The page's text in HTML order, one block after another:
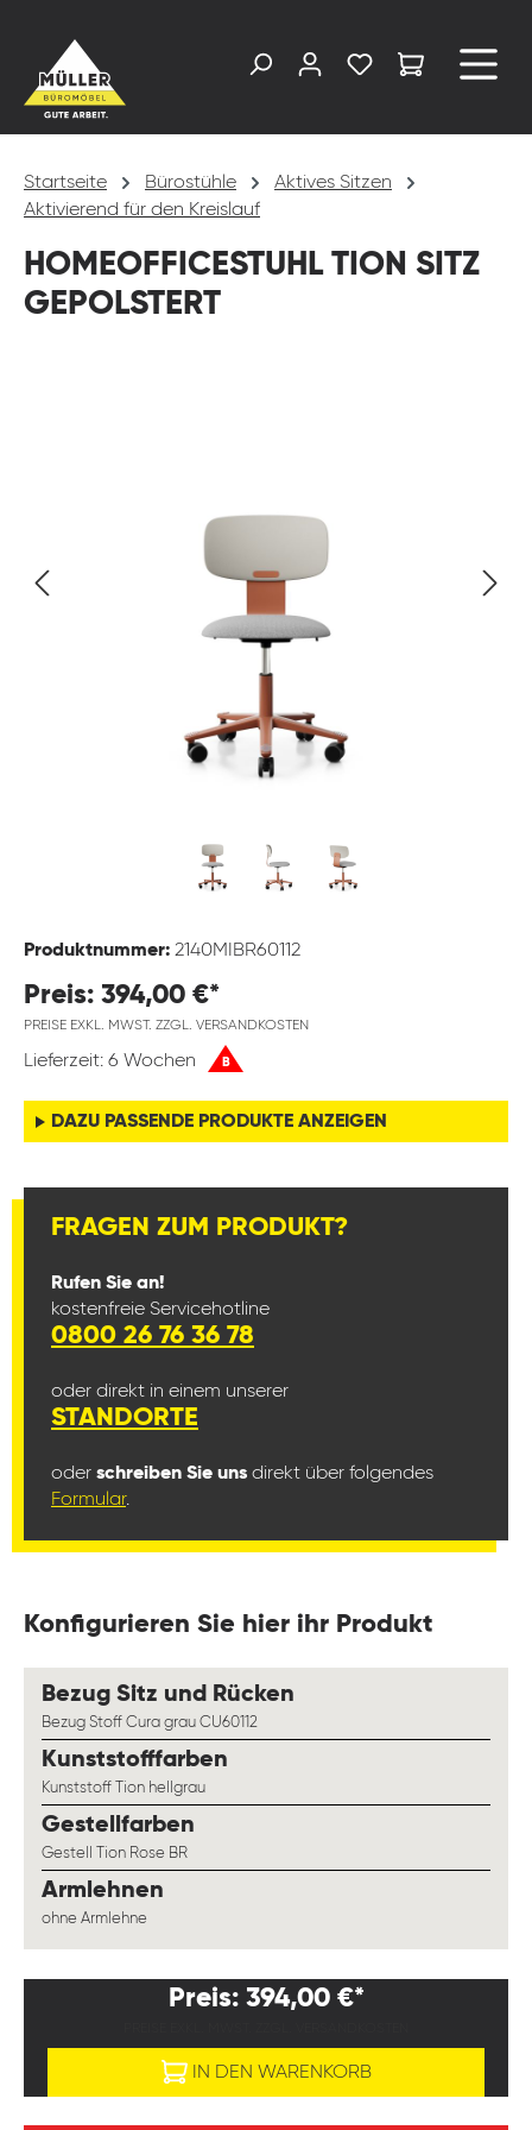
Startseite Bürostühle
Aktives Sitzen
Aktivierend für den Kreislauf
HOMEOFFICESTUHL TION SITZ
GEPOLSTERT
Produktnummer: 2140MIBR60112
Preis: 394,00 €*
PREISE EXKL. MWST. ZZGL. VERSANDKOSTEN
Lieferzeit: 6 Wochen B
DAZU PASSENDE PRODUKTE ANZEIGEN
FRAGEN ZUM PRODUKT?
Rufen Sie an!
kostenfreie Servicehotline
0800 26 76 36 78
oder direkt in einem unserer
STANDORTE
oder schreiben Sie uns direkt über folgendes
Formular.
Konfigurieren Sie hier ihr Produkt
Bezug Sitz und Rücken
Bezug Stoff Cura grau CU60112
Kunststofffarben
Kunststoff Tion hellgrau
Gestellfarben
Gestell Tion Rose BR
Armlehnen
ohne Armlehne
Preis: 394,00 €*
IN DEN WARENKORB